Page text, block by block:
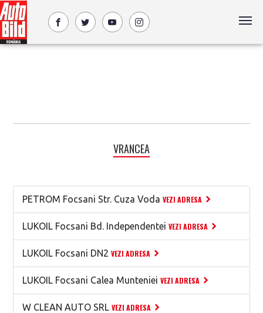
VRANCEA
PETROM Focsani Str. Cuza Voda VEZI ADRESA
LUKOIL Focsani Bd. Independentei VEZI ADRESA
LUKOIL Focsani DN2 VEZI ADRESA
LUKOIL Focsani Calea Munteniei VEZI ADRESA
W CLEAN AUTO SRL VEZI ADRESA